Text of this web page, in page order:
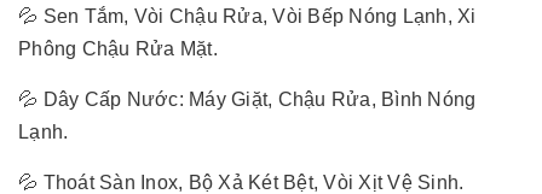
💦 Sen Tắm, Vòi Chậu Rửa, Vòi Bếp Nóng Lạnh, Xi
Phông Chậu Rửa Mặt.
💦 Dây Cấp Nước: Máy Giặt, Chậu Rửa, Bình Nóng
Lạnh.
💦 Thoát Sàn Inox, Bộ Xả Két Bệt, Vòi Xịt Vệ Sinh.